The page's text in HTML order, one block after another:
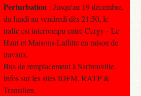
Perturbation : Jusqu'au 19 décembre,
du lundi au vendredi dès 21:50, le
trafic est interrompu entre Cergy – Le
Haut et Maisons-Laffitte en raison de
travaux.
Bus de remplacement à Sartrouville.
Infos sur les sites IDFM, RATP &
Transilien.